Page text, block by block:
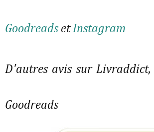
Goodreads etInstagram
D'autres avis sur Livraddict,
Goodreads